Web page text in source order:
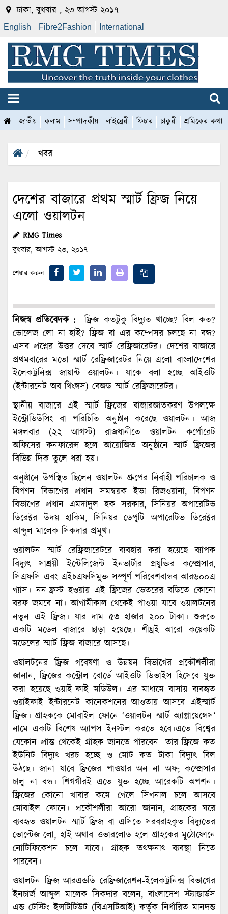
ঢাকা, বুধবার , ২৩ আগস্ট ২০১৭
English Fibre2Fashion International
জাতীয় কলাম সম্পাদকীয় লাইব্রেরী ফিচার চাকুরী শ্রমিকের কথা
খবর
দেশের বাজারে প্রথম স্মার্ট ফ্রিজ নিয়ে
এলো ওয়ালটন
RMG Times
বুধবার, আগস্ট ২৩, ২০১৭
শেয়ার করুন
নিজস্ব প্রতিবেদক :ফ্রিজ কতটুকু বিদ্যুত খাচ্ছে? বিল কত?
ভোলেজ লো না হাই? ফ্রিজ বা এর কম্পেসর চলছে না বন্ধ?
এসব প্রশ্নের উত্তর দেবে স্মার্ট রেফ্রিজারেটর। দেশের বাজারে
প্রথমবারের মতো স্মার্ট রেফ্রিজারেটর নিয়ে এলো বাংলাদেশের
ইলেকট্রনিক্স জায়ান্ট ওয়ালটন। যাকে বলা হচ্ছে আইওটি
(ইন্টারনেট অব থিংঙ্গস) বেজড স্মার্ট রেফ্রিজারেটর।
স্থানীয় বাজারে এই স্মার্ট ফ্রিজের বাজারজাতকরণ উপলক্ষে
ইন্ট্রোডিউসিং বা পরিচিতি অনুষ্ঠান করেছে ওয়ালটন। আজ
মঙ্গলবার (২২ আগস্ট) রাজধানীতে ওয়ালটন কর্পোরেট
অফিসের কনফারেন্স হলে আয়োজিত অনুষ্ঠানে স্মার্ট ফ্রিজের
বিভিন্ন দিক তুলে ধরা হয়।
অনুষ্ঠানে উপস্থিত ছিলেন ওয়ালটন গ্রুপের নির্বাহী পরিচালক ও
বিপণন বিভাগের প্রধান সমন্বয়ক ইভা রিজওয়ানা, বিপণন
বিভাগের প্রধান এমদাদুল হক সরকার, সিনিয়র অপারেটিভ
ডিরেক্টর উদয় হাকিম, সিনিয়র ডেপুটি অপারেটিভ ডিরেক্টর
আব্দুল মালেক সিকদার প্রমূখ।
ওয়ালটন স্মার্ট রেফ্রিজারেটরে ব্যবহার করা হয়েছে ব্যাপক
বিদ্যুৎ সাশ্রয়ী ইন্টেলিজেন্ট ইনভার্টার প্রযুক্তির কম্প্রেসার,
সিএফসি এবং এইচএফসিমুক্ত সম্পূর্ণ পরিবেশবান্ধব আর৬০০এ
গ্যাস। নন-ফ্রস্ট হওয়ায় এই ফ্রিজের ভেতরের বডিতে কোনো
বরফ জমবে না। আগামীকাল থেকেই পাওয়া যাবে ওয়ালটনের
নতুন এই ফ্রিজ। যার দাম ৫৩ হাজার ২০০ টাকা। শুরুতে
একটি মডেল বাজারে ছাড়া হয়েছে। শীঘ্রই আরো কয়েকটি
মডেলের স্মার্ট ফ্রিজ বাজারে আসছে।
ওয়ালটনের ফ্রিজ গবেষণা ও উন্নয়ন বিভাগের প্রকৌশলীরা
জানান, ফ্রিজের কন্ট্রোল বোর্ডে আইওটি ডিভাইস হিসেবে যুক্ত
করা হয়েছে ওয়াই-ফাই মডিউল। এর মাধ্যমে বাসায় ব্যবহৃত
ওয়াইফাই ইন্টারনেট কানেকশনের আওতায় আসবে এইস্মার্ট
ফ্রিজ। গ্রাহককে মোবাইল ফোনে ‘ওয়ালটন স্মার্ট অ্যাপ্লায়েন্সেস’
নামে একটি বিশেষ অ্যাপস ইনস্টল করতে হবে।এতে বিশ্বের
যেকোন প্রান্ত থেকেই গ্রাহক জানতে পারবেন- তার ফ্রিজে কত
ইউনিট বিদ্যুৎ খরচ হচ্ছে ও মোট কত টাকা বিদ্যুৎ বিল
উঠছে। জানা যাবে ফ্রিজের পাওয়ার অন না অফ; কম্প্রেসার
চালু না বন্ধ। শিগগীরই এতে যুক্ত হচ্ছে আরেকটি অপশন।
ফ্রিজের কোনো খাবার কমে গেলে সিগনাল চলে আসবে
মোবাইল ফোনে। প্রকৌশলীরা আরো জানান, গ্রাহকের ঘরে
ব্যবহৃত ওয়ালটন স্মার্ট ফ্রিজ বা এসিতে সরবরাহকৃত বিদ্যুতের
ভোল্টেজ লো, হাই অথাব ওভারলোড হলে গ্রাহকের মুঠোফোনে
নোটিফিকেশন চলে যাবে। গ্রাহক তৎক্ষনাৎ ব্যবস্থা নিতে
পারবেন।
ওয়ালটন ফ্রিজ আরএন্ডডি রেফ্রিজারেশন-ইলেকট্রনিক্স বিভাগের
ইনচার্জ আব্দুল মালেক সিকদার বলেন, বাংলাদেশ স্ট্যান্ডার্ডস
এন্ড টেস্টিং ইন্সটিটিউট (বিএসটিআই) কর্তৃক নির্ধারিত মানদন্ড